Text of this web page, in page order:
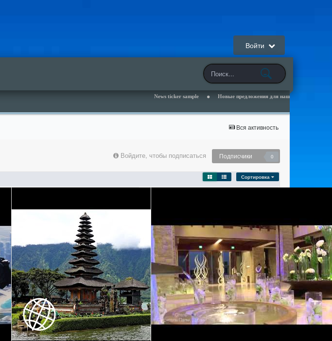
Войти
News ticker sample Новые предложения для наших клиентов - читайте раздел
Вся активность
Войдите, чтобы подписаться Подписчики 0
Сортировка